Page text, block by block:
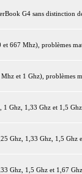
G4 sans distinction
667 Mhz), problèmes
et 1 Ghz), problèmes
Ghz, 1,33 Ghz et 1,5
Ghz, 1,33 Ghz, 1,5 Ghz
Ghz, 1,5 Ghz et 1,67